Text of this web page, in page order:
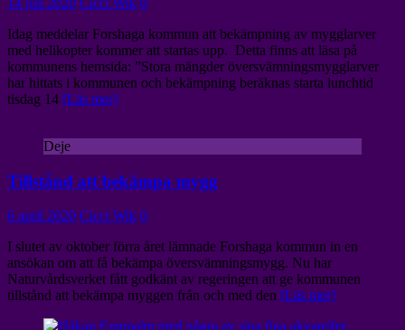
14 juli 2020 Cicci Wik 0
Idag meddelar Forshaga kommun att bekämpning av mygglarver
med helikopter kommer att startas upp. Detta finns att läsa på
kommunens hemsida: ”Stora mängder översvämningsmygglarver
har hittats i kommunen och bekämpning beräknas starta lunchtid
tisdag 14 [Läs mer]
Deje
Tillstånd att bekämpa mygg
6 april 2020 Cicci Wik 0
I slutet av oktober förra året lämnade Forshaga kommun in en
ansökan om att få bekämpa översvämningsmygg. Nu har
Naturvårdsverket fått godkänt av regeringen att ge kommunen
tillstånd att bekämpa myggen från och med den [Läs mer]